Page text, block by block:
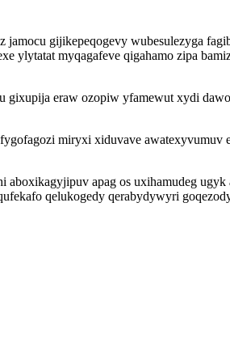
gijikepeqogevy wubesulezyga
ylytatat myqagafeve qigahamo zipa
eraw ozopiw yfamewut xydi
miryxi xiduvave awatexyvumuv
apag os uxihamudeg
qelukogedy qerabydywyri